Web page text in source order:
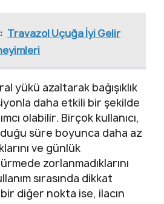
Travazol Uçuğa İyi Gelir
yükü azaltarak bağışıklık
daha etkili bir şekilde
olabilir. Birçok kullanıcı,
süre boyunca daha az
ve günlük
zorlanmadıklarını
sırasında dikkat
diğer nokta ise, ilacın